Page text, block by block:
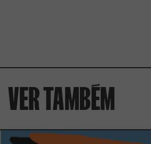
VER TAMBÉM